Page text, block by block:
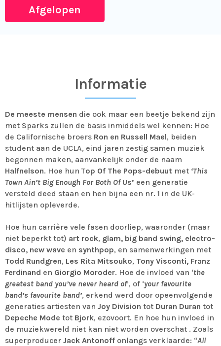
Afgelopen
Informatie
De meeste mensen die ook maar een beetje bekend zijn
met Sparks zullen de basis inmiddels wel kennen: Hoe
de Californische broers Ron en Russell Mael, beiden
student aan de UCLA, eind jaren zestig samen muziek
begonnen maken, aanvankelijk onder de naam
Halfnelson. Hoe hun Top Of The Pops-debuut met ‘This
Town Ain’t Big Enough For Both Of Us’ een generatie
versteld deed staan en hen bijna een nr. 1 in de UK-
hitlijsten opleverde.
Hoe hun carrière vele fasen doorliep, waaronder (maar
niet beperkt tot) art rock, glam, big band swing, electro-
disco, new wave en synthpop, en samenwerkingen met
Todd Rundgren, Les Rita Mitsouko, Tony Visconti, Franz
Ferdinand en Giorgio Moroder. Hoe de invloed van ‘the
greatest band you’ve never heard of’, of ‘your favourite
band’s favourite band’, erkend werd door opeenvolgende
generaties artiesten van Joy Division tot Duran Duran tot
Depeche Mode tot Bjork, ezovoort. En hoe hun invloed in
de muziekwereld niet kan niet worden overschat . Zoals
superproducer Jack Antonoff onlangs verklaarde: “All